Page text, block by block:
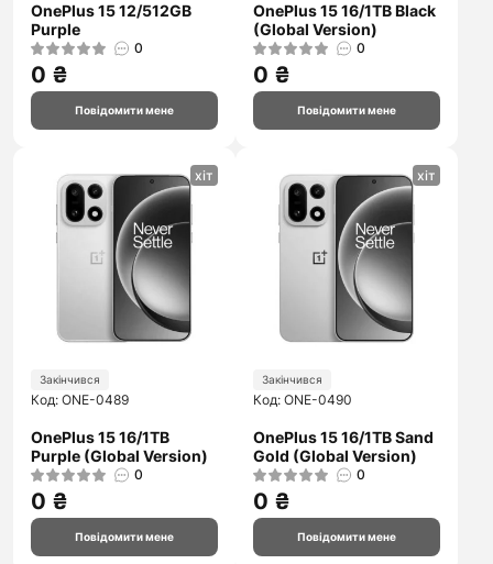
OnePlus 15 12/512GB
Purple
0
0 ₴
Повідомити мене
OnePlus 15 16/1TB Black
(Global Version)
0
0 ₴
Повідомити мене
хіт
Закінчився
Код: ONE-0489
OnePlus 15 16/1TB
Purple (Global Version)
0
0 ₴
Повідомити мене
хіт
Закінчився
Код: ONE-0490
OnePlus 15 16/1TB Sand
Gold (Global Version)
0
0 ₴
Повідомити мене